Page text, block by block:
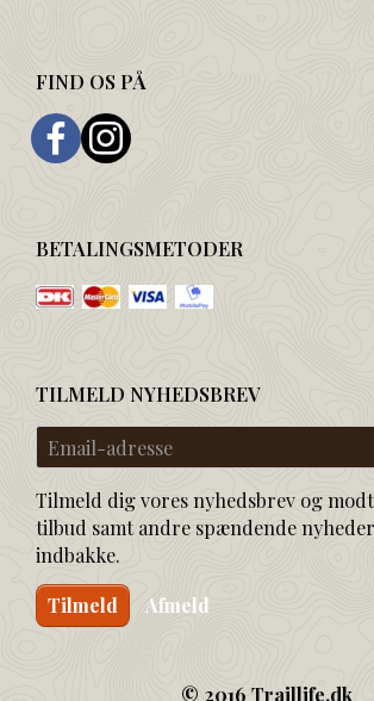
FIND OS PÅ
BETALINGSMETODER
TILMELD NYHEDSBREV
Email-
adresse
Tilmeld dig vores nyhedsbrev og
tilbud samt andre spændende
indbakke.
Tilmeld Afmeld
© 2016 Traillife.dk